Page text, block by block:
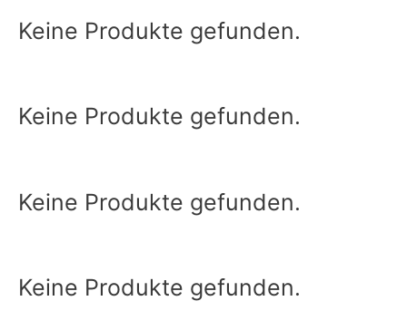
Keine Produkte gefunden.
Keine Produkte gefunden.
Keine Produkte gefunden.
Keine Produkte gefunden.